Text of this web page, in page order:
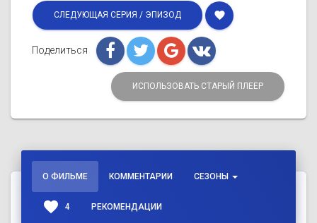
СЛЕДУЮЩАЯ СЕРИЯ / ЭПИЗОД favorite
Поделиться
ИСПОЛЬЗОВАТЬ СТАРЫЙ ПЛЕЕР
О ФИЛЬМЕ КОММЕНТАРИИ СЕЗОНЫ
favorite 4 РЕКОМЕНДАЦИИ